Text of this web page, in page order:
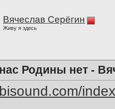
Вячеслав Серёгин
Живу я здесь
Родины нет -